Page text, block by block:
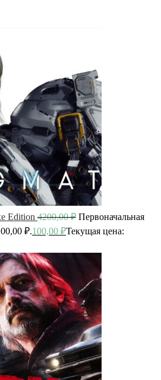
Edition 4200,00₽ Первоначальная
₽.100,00 ₽Текущая цена: